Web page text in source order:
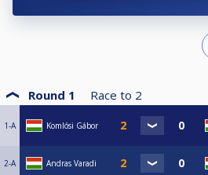
Round 1 Race to 2
1-A Komlósi Gábor
2-A Andras Varadi